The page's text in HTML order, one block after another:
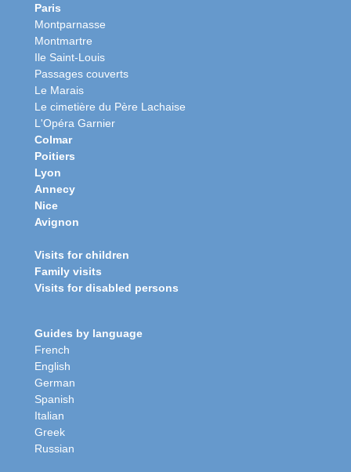
Paris
Montparnasse
Montmartre
Ile Saint-Louis
Passages couverts
Le Marais
Le cimetière du Père Lachaise
L'Opéra Garnier
Colmar
Poitiers
Lyon
Annecy
Nice
Avignon
Visits for children
Family visits
Visits for disabled persons
Guides by language
French
English
German
Spanish
Italian
Greek
Russian